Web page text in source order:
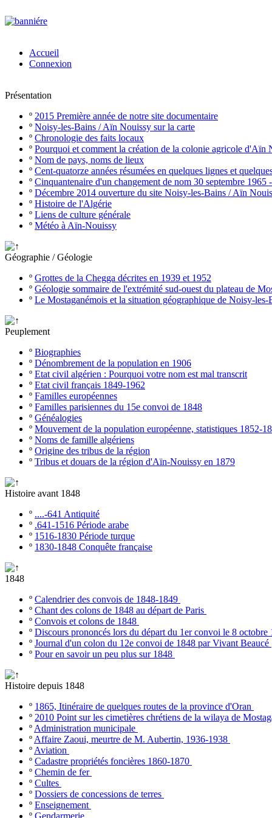
Accueil
Connexion
Présentation
º 2015 Première année de notre site documentaire
º Noisy-les-Bains / Aïn Nouissy sur la carte
º Chronologie des faits locaux
º Pourquoi et comment la création de la colonie agricole d'Aïn
º Nom de pays, noms de lieux
º Cent-quatorze années résumées en quelques lignes et
º Cinquantenaire d'un changement de nom 30 septembre 1965
º Décembre 2014 ouverture du site Noisy-les-Bains / Aïn
º Histoire de l'Algérie
º Liens de culture générale
º Météo à Aïn-Nouissy
Géographie / Géologie
º Grottes de la Chegga décrites en 1939 et 1952
º Géologie sommaire de l'extrémité sud-ouest du plateau de
º Le Mostaganémois et la situation géographique de Noisy-les-
Peuplement
º Biographies
º Dénombrement de la population en 1906
º Etat civil algérien : Pourquoi votre nom est mal transcrit
º Etat civil français 1849-1962
º Familles européennes
º Familles parisiennes du 15e convoi de 1848
º Généalogies
º Mouvement de la population européenne, statistiques 1852-
º Noms de famille algériens
º Origine des tribus de la région
º Tribus et douars de la région d'Aïn-Nouissy en 1879
Histoire avant 1848
º ....-641 Antiquité
º .641-1516 Période arabe
º 1516-1830 Période turque
º 1830-1848 Conquête française
1848
º Calendrier des convois de 1848-1849
º Chant des colons de 1848 au départ de Paris
º Convois et colons de 1848
º Discours prononcés lors du départ du 1er convoi le 8 octobre
º Journal d'un colon du 12e convoi de 1848 par Vivant Beaucé
º Pour en savoir un peu plus sur 1848
Histoire depuis 1848
º 1865, Itinéraire de quelques routes de la province d'Oran
º 2010 Point sur les cimetières chrétiens de la wilaya de
º Administration municipale
º Affaire Zaoui, meurtre de M. Aubertin, 1936-1938
º Aviation
º Cadastre propriétés foncières 1860-1870
º Chemin de fer
º Cultes
º Dossiers de concessions de terres
º Enseignement
º Gendarmerie